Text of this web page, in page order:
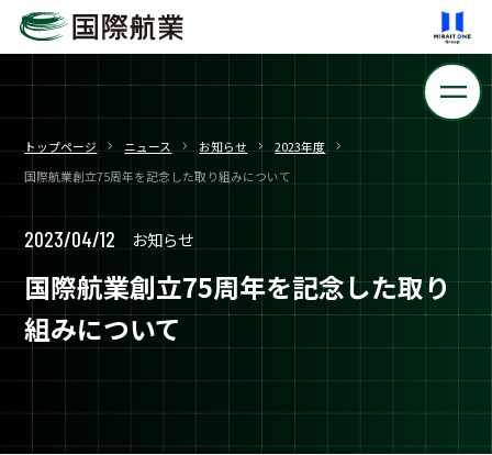
トップページ ニュース お知らせ
2023年度
国際航業創立75周年を記念した取り組みについて
2023/04/12 お知らせ
国際航業創立75周年を記念した取り
組みについて